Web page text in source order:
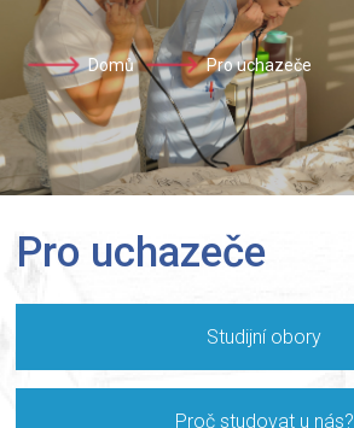
Domů Pro uchazeče
Pro uchazeče
Studijní obory
Proč studovat u nás?